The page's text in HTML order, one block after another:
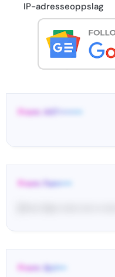
IP-adresseoppslag
From: 447••••••••
From: Fam••••
[F••••• Yo•• •••••• •••• ••
From: Qcl•••